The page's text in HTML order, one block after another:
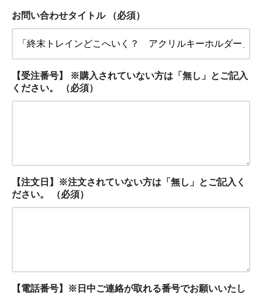
お問い合わせタイトル （必須）
【受注番号】 ※購入されていない方は「無し」とご記入
ください。
（必須）
【注文日】※注文されていない方は「無し」とご記入く
ださい。
（必須）
【電話番号】※日中ご連絡が取れる番号でお願いいたし